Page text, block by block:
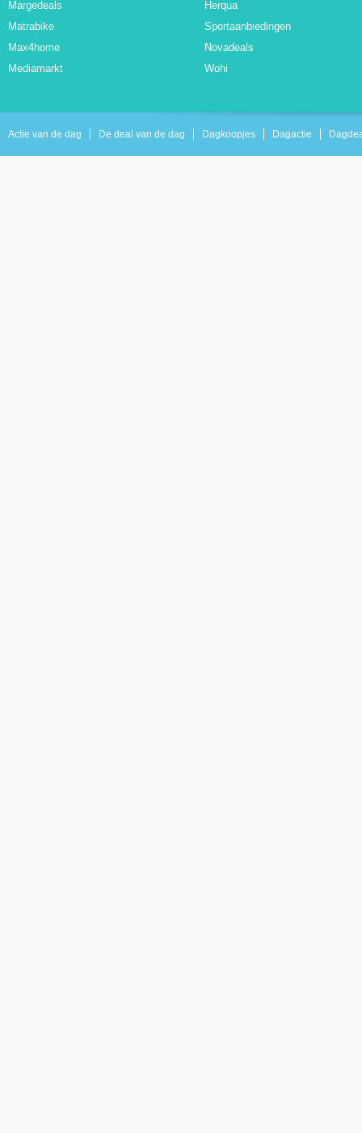
Margedeals
Matrabike
Max4home
Mediamarkt
Herqua
Sportaanbiedingen
Novadeals
Wohi
Actie van de dag De deal van de dag Dagkoopjes Dagactie